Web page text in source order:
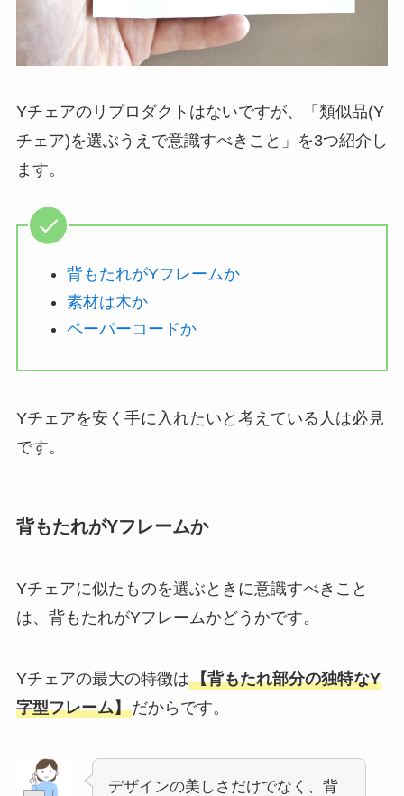
Yチェアのリプロダクトはないですが、「類似品(Y
チェア)を選ぶうえで意識すべきこと」を3つ紹介し
ます。
背もたれがYフレームか
素材は木か
ペーパーコードか
Yチェアを安く手に入れたいと考えている人は必見
です。
背もたれがYフレームか
Yチェアに似たものを選ぶときに意識すべきこと
は、背もたれがYフレームかどうかです。
Yチェアの最大の特徴は【背もたれ部分の独特なY
字型フレーム】だからです。
デザインの美しさだけでなく、背